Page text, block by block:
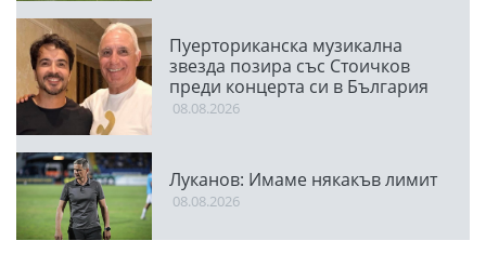
Пуерториканска музикална
звезда позира със Стоичков
преди концерта си в България
08.08.2026
Луканов: Имаме някакъв лимит
08.08.2026